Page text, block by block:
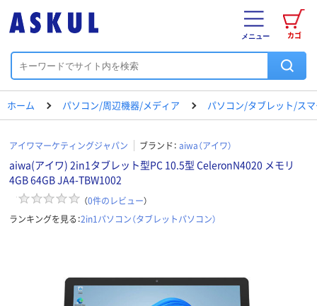
カゴ
メニュー
ホーム パソコン/周辺機器/メディア パソコン/タブレット/ス
アイワマーケティングジャパン ブランド： aiwa（アイワ）
aiwa(アイワ) 2in1タブレット型PC 10.5型 CeleronN4020 メモリ
4GB 64GB JA4-TBW1002
（0件のレビュー）
ランキングを見る：2in1パソコン（タブレットパソコン）